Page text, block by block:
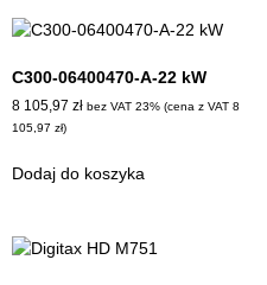
C300-06400470-A-22 kW
8 105,97 zł bez VAT 23% (cena z VAT 8
105,97 zł)
Dodaj do koszyka